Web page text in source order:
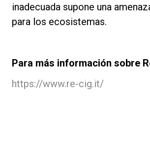
inadecuada supone una
para los ecosistemas.
Para más información sobre
https://www.re-cig.it/